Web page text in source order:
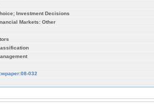
Investment Decisions
Markets: Other
032